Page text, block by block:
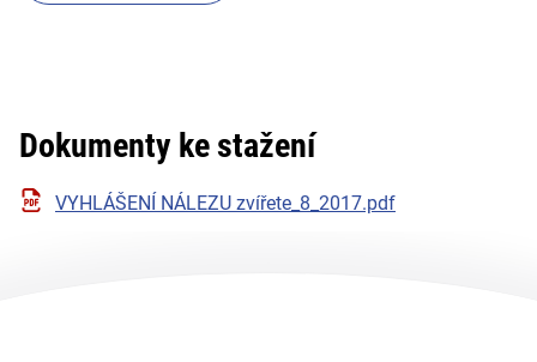
Dokumenty ke stažení
VYHLÁŠENÍ NÁLEZU zvířete_8_2017.pdf